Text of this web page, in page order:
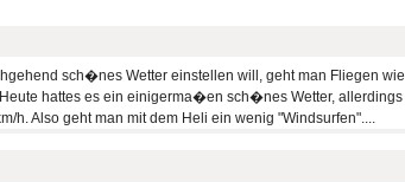
sch�nes Wetter einstellen will, geht man Fliegen wie
hattes es ein einigerma�en sch�nes Wetter, allerdings
h. Also geht man mit dem Heli ein wenig "Windsurfen"....